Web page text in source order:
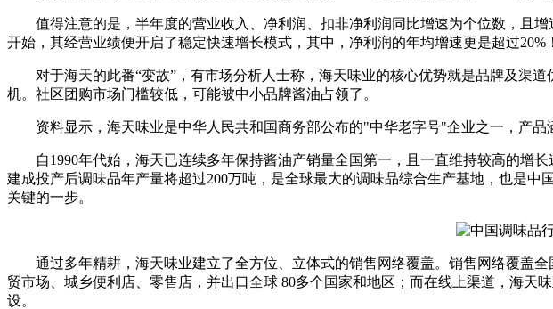
值得注意的是，半年度的营业收入、净利润、扣非净利润同比增速为个位数，且增
开始，其经营业绩便开启了稳定快速增长模式，其中，净利润的年均增速更是超过20%！
对于海天的此番“变故”，有市场分析人士称，海天味业的核心优势就是品牌及渠道
机。社区团购市场门槛较低，可能被中小品牌酱油占领了。
资料显示，海天味业是中华人民共和国商务部公布的"中华老字号"企业之一，产品
自1990年代始，海天已连续多年保持酱油产销量全国第一，且一直维持较高的增长
建成投产后调味品年产量将超过200万吨，是全球最大的调味品综合生产基地，也是
关键的一步。
通过多年精耕，海天味业建立了全方位、立体式的销售网络覆盖。销售网络覆盖全
贸市场、城乡便利店、零售店，并出口全球 80多个国家和地区；而在线上渠道，海
设。